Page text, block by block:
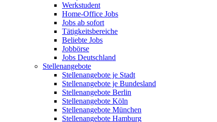
Werkstudent
Home-Office Jobs
Jobs ab sofort
Tätigkeitsbereiche
Beliebte Jobs
Jobbörse
Jobs Deutschland
Stellenangebote
Stellenangebote je Stadt
Stellenangebote je Bundesland
Stellenangebote Berlin
Stellenangebote Köln
Stellenangebote München
Stellenangebote Hamburg